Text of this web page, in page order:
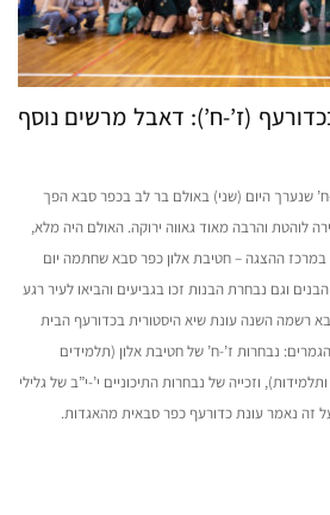
(ז’-ח’): דאבל מרשים נוסף
שנערך היום (שני) באולם בר לב בכפר סבא הפך
לוהטת והרבה מאוד גאווה ירוקה. האולם היה מלא,
ההצגה – חטיבת אלון כפר סבא שחתמה יום
וגם נבחרת הבנות זכו בגביעים והביאו לעיר רגע
רשמה השנה עונת שיא היסטורית בכדורעף הבית
נבחרות ז’-ח’ של חטיבת אלון (תלמידים
וזכייה של נבחרות התיכוניים י’-י”ב של גלילי
זה נאמר עונת כדורעף כפר סבאית מהאגדות.